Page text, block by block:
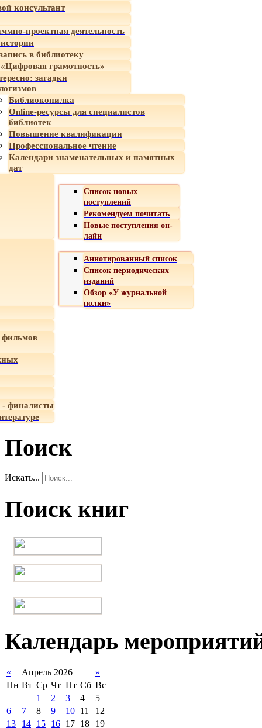
консультант
проектная деятельность
в библиотеку
грамотность»
загадки
Библиокопилка
Online-ресурсы для специалистов
библиотек
Повышение квалификации
Профессиональное чтение
Календари знаменательных и памятных
дат
Список новых
поступлений
Рекомендуем почитать
Новые поступления он-
лайн
Аннотированный список
Список периодических
изданий
Обзор «У журнальной
полки»
- финалисты
Поиск
Искать...
Поиск книг
Календарь
« Апрель 2026
»
Пн Вт Ср Чт Пт Сб Вс
1
2 3 4
5
6
7 8 9 10 11
12
13
14 15 16 17 18 19